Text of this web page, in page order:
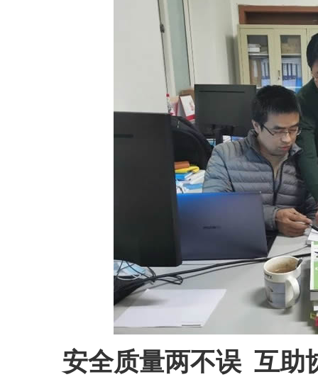
安全质量两不误 互助